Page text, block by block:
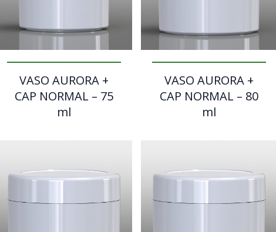
VASO AURORA +
CAP NORMAL – 75
ml
VASO AURORA +
CAP NORMAL – 80
ml